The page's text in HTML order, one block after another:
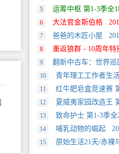
5 运筹中枢 第1-3季全18集 2013 美国
6 大法官金斯伯格 2018 美国
7 爸爸的木匠小屋 2015 中国大陆 社
8 重返狼群 - 10周年特别纪念版 2021 中
9 翻新中古车：世界巡回 第1-2季全20集 2025 美国
10 青年理工工作者生活研究所 2022 中国
11 红牛肥皂盒竞速赛 第1-2季全12集 2025 美国
12 夏威夷家园改造王 第1-2季全18集 2024 美国
13 致命护士 第1-3季全29集 2016
14 哺乳动物的崛起 2019 美国
15 原始生活21天/赤裸与恐惧 第18季全12集 2025 美国